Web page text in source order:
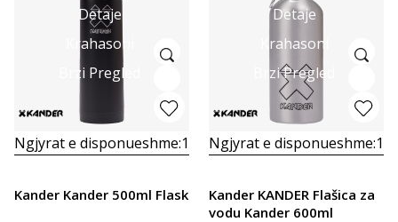
Detaje
Krahasoni
Brzi Pregled
Ngjyrat e disponueshme:1
Kander Kander 500ml Flask
Detaje
Krahasoni
Brzi Pregled
Ngjyrat e disponueshme:1
Kander KANDER Flašica za
vodu Kander 600ml